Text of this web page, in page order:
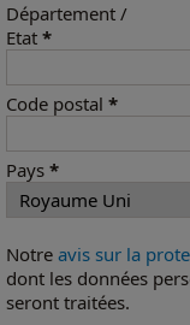
Département /
Etat *
Code postal *
Pays *
Notre avis sur la
dont les données
seront traitées.